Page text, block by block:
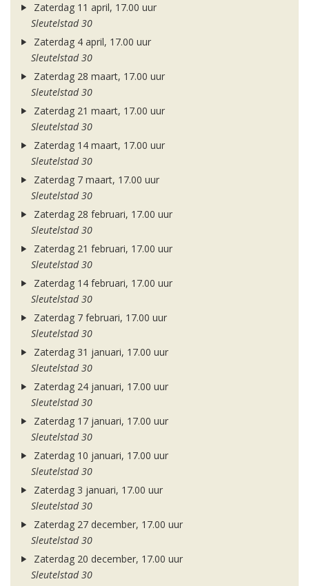
Zaterdag 11 april, 17.00 uur
Sleutelstad 30
Zaterdag 4 april, 17.00 uur
Sleutelstad 30
Zaterdag 28 maart, 17.00 uur
Sleutelstad 30
Zaterdag 21 maart, 17.00 uur
Sleutelstad 30
Zaterdag 14 maart, 17.00 uur
Sleutelstad 30
Zaterdag 7 maart, 17.00 uur
Sleutelstad 30
Zaterdag 28 februari, 17.00 uur
Sleutelstad 30
Zaterdag 21 februari, 17.00 uur
Sleutelstad 30
Zaterdag 14 februari, 17.00 uur
Sleutelstad 30
Zaterdag 7 februari, 17.00 uur
Sleutelstad 30
Zaterdag 31 januari, 17.00 uur
Sleutelstad 30
Zaterdag 24 januari, 17.00 uur
Sleutelstad 30
Zaterdag 17 januari, 17.00 uur
Sleutelstad 30
Zaterdag 10 januari, 17.00 uur
Sleutelstad 30
Zaterdag 3 januari, 17.00 uur
Sleutelstad 30
Zaterdag 27 december, 17.00 uur
Sleutelstad 30
Zaterdag 20 december, 17.00 uur
Sleutelstad 30